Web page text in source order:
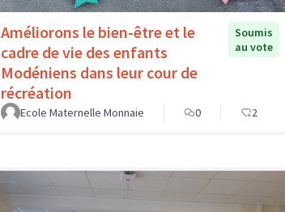
Améliorons le bien-être et le
cadre de vie des enfants
Modéniens dans leur cour de
récréation
Soumis
au vote
Ecole Maternelle Monnaie 0 2